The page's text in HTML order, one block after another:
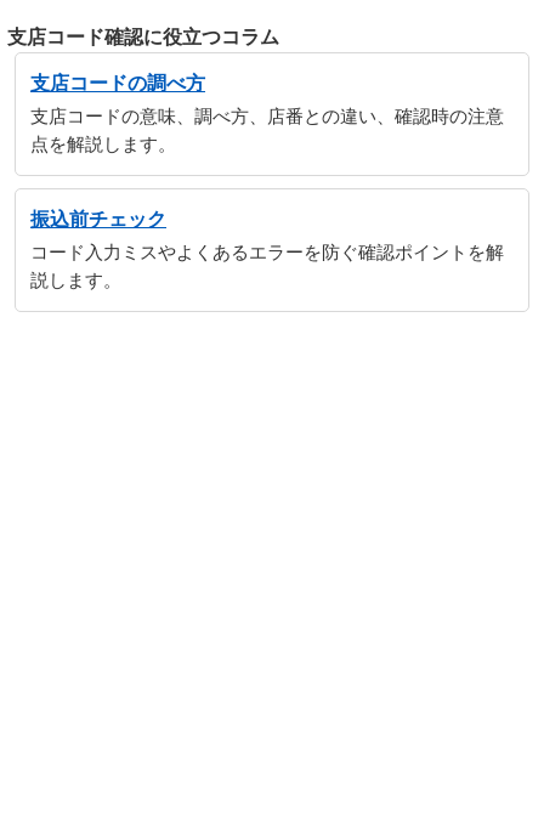
支店コード確認に役立つコラム
支店コードの調べ方
支店コードの意味、調べ方、店番との違い、確認時の注意
点を解説します。
振込前チェック
コード入力ミスやよくあるエラーを防ぐ確認ポイントを解
説します。